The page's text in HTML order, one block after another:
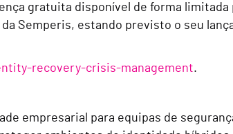
gratuita disponível de forma
Semperis, estando previsto o seu
recovery-crisis-management.
empresarial para equipas de